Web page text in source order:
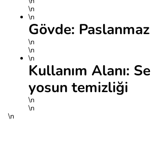
\n
\n
Gövde:
\n
\n
\n
Kullanım Alanı:
yosun temizliği
\n
\n
\n